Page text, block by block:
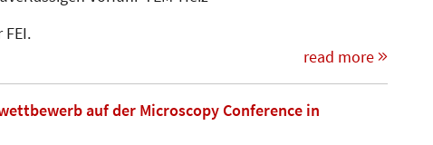
read more
auf der Microscopy Conference in